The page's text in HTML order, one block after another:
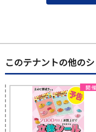
このテナントの他の